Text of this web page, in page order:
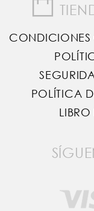
CONDICIONES
POLÍTICA